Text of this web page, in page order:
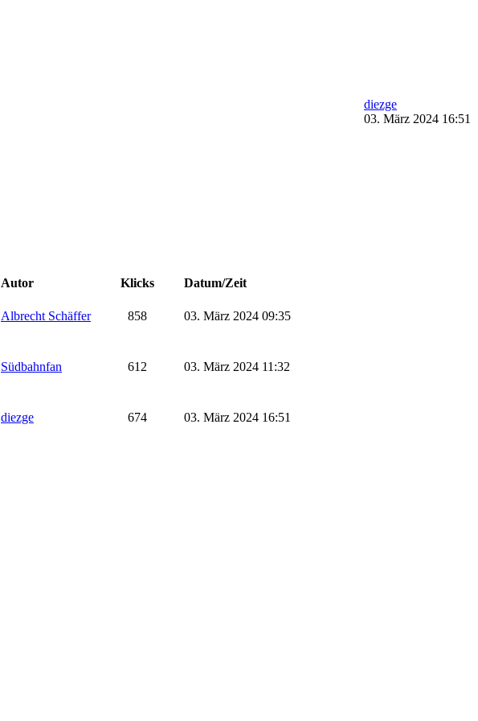
diezge
03. März 2024 16:51
Autor Klicks Datum/Zeit
Albrecht Schäffer 858 03. März 2024 09:35
Südbahnfan 612 03. März 2024 11:32
diezge 674 03. März 2024 16:51